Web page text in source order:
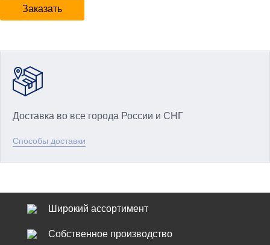
Заказать
Доставка во все города России и СНГ
Способы доставки
Широкий ассортимент
Собственное производство